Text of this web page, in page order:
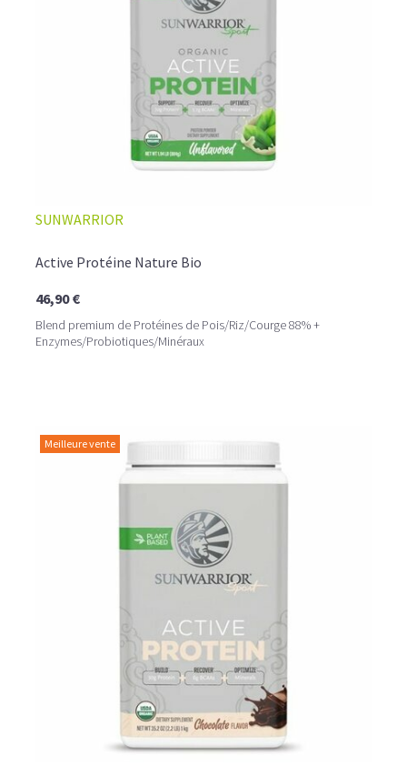
SUNWARRIOR
Active Protéine Nature Bio
46,90 €
Blend premium de Protéines de Pois/Riz/Courge 88% +
Enzymes/Probiotiques/Minéraux
Meilleure vente